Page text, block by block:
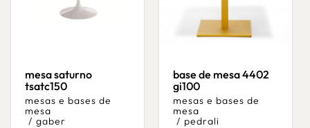
mesa saturno
tsatc150
mesas e bases de
mesa
/ gaber
base de mesa 4402
gi100
mesas e bases de
mesa
/ pedrali